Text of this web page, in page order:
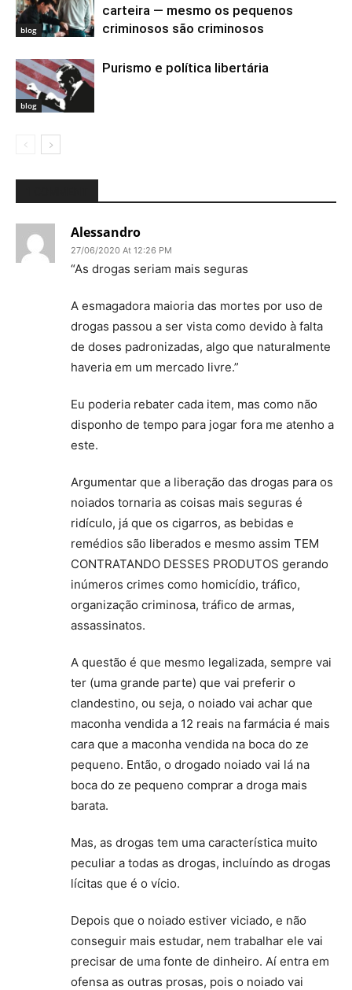
blog
carteira — mesmo os pequenos
criminosos são criminosos
blog
Purismo e política libertária
Alessandro
27/06/2020 At 12:26 PM
“As drogas seriam mais seguras
A esmagadora maioria das mortes por uso de
drogas passou a ser vista como devido à falta
de doses padronizadas, algo que naturalmente
haveria em um mercado livre.”
Eu poderia rebater cada item, mas como não
disponho de tempo para jogar fora me atenho a
este.
Argumentar que a liberação das drogas para os
noiados tornaria as coisas mais seguras é
ridículo, já que os cigarros, as bebidas e
remédios são liberados e mesmo assim TEM
CONTRATANDO DESSES PRODUTOS gerando
inúmeros crimes como homicídio, tráfico,
organização criminosa, tráfico de armas,
assassinatos.
A questão é que mesmo legalizada, sempre vai
ter (uma grande parte) que vai preferir o
clandestino, ou seja, o noiado vai achar que
maconha vendida a 12 reais na farmácia é mais
cara que a maconha vendida na boca do ze
pequeno. Então, o drogado noiado vai lá na
boca do ze pequeno comprar a droga mais
barata.
Mas, as drogas tem uma característica muito
peculiar a todas as drogas, incluíndo as drogas
lícitas que é o vício.
Depois que o noiado estiver viciado, e não
conseguir mais estudar, nem trabalhar ele vai
precisar de uma fonte de dinheiro. Aí entra em
ofensa as outras prosas, pois o noiado vai